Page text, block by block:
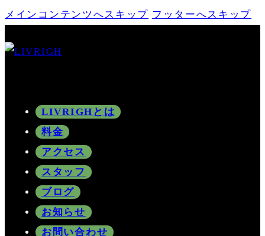
メインコンテンツへスキップ フッターへスキップ
LIVRIGHとは
料金
アクセス
スタッフ
ブログ
お知らせ
お問い合わせ